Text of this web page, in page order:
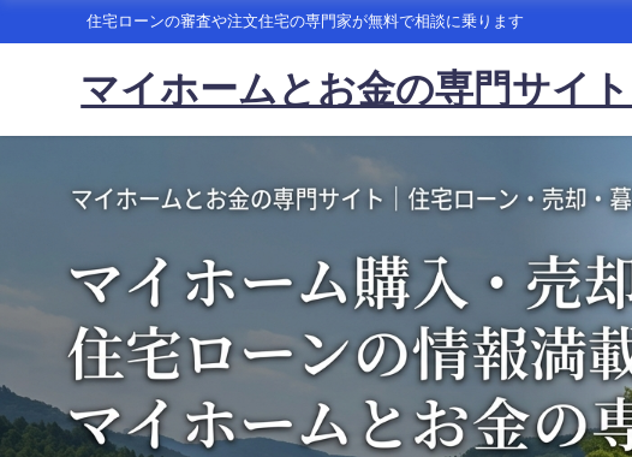
住宅ローンの審査や注文住宅の専門家が無料で相談に乗ります
マイホームとお金の専門サイ